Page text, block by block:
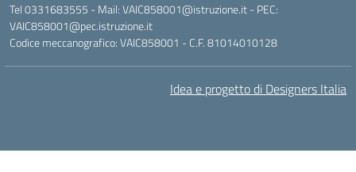
Tel 0331683555 - Mail: VAIC858001@istruzione.it - PEC:
VAIC858001@pec.istruzione.it
Codice meccanografico: VAIC858001 - C.F. 81014010128
Idea e progetto di Designers Italia